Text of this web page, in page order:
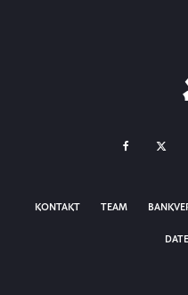
KONTAKT TEAM